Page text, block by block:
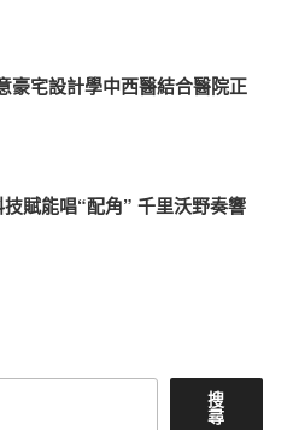
豪宅設計學中西醫結合醫院正
賦能唱“配角” 千里沃野奏響
搜
尋